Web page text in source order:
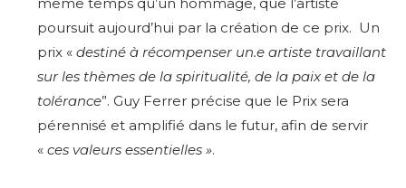
poursuit aujourd’hui par la création de ce prix. Un
prix « destiné à récompenser un.e artiste travaillant
sur les thèmes de la spiritualité, de la paix et de la
tolérance”. Guy Ferrer précise que le Prix sera
pérennisé et amplifié dans le futur, afin de servir
« ces valeurs essentielles ».